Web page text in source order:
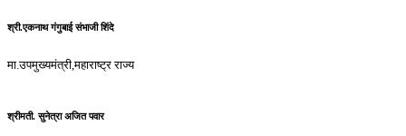
श्री.एकनाथ गंगुबाई संभाजी शिंदे
मा.उपमुख्यमंत्री,महाराष्ट्र राज्य
श्रीमती. सुनेत्रा अजित पवार